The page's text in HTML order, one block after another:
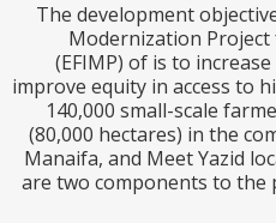
The development
Modernization
(EFIMP) of is to
improve equity in
140,000 small-
(80,000 hectares) in
Manaifa, and Meet
are two components